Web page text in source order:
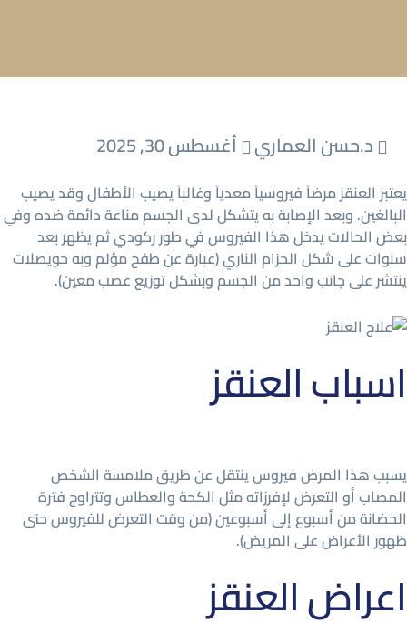
د.حسن العماري أغسطس 30, 2025
يعتبر العنقز مرضاً فيروسياً معدياً وغالباً يصيب الأطفال وقد يصيب
البالغين. وبعد الإصابة به يتشكل لدى الجسم مناعة دائمة ضده وفي
بعض الحالات يدخل هذا الفيروس في طور ركودي ثم يظهر بعد
سنوات على شكل الحزام الناري (عبارة عن طفح مؤلم وبه حويصلات
ينتشر على جانب واحد من الجسم وبشكل توزيع عصب معين).
اسباب العنقز
يسبب هذا المرض فيروس ينتقل عن طريق ملامسة الشخص
المصاب أو التعرض لإفرزاته مثل الكحة والعطاس وتتراوح فترة
الحضانة من أسبوع إلى أسبوعين (من وقت التعرض للفيروس حتى
ظهور الأعراض على المريض).
اعراض العنقز